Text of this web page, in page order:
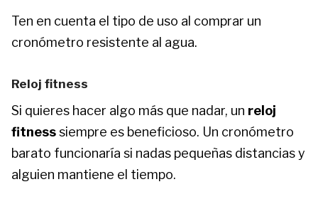
Ten en cuenta el tipo de uso al comprar un
cronómetro resistente al agua.
Reloj fitness
Si quieres hacer algo más que nadar, un reloj
fitnesssiempre es beneficioso. Un cronómetro
barato funcionaría si nadas pequeñas distancias y
alguien mantiene el tiempo.